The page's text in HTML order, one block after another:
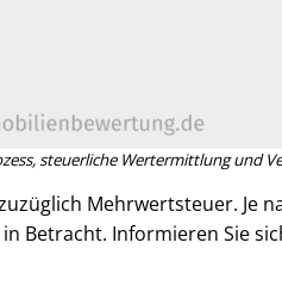
steuerliche Wertermittlung und
Mehrwertsteuer. Je
in Betracht. Informieren Sie